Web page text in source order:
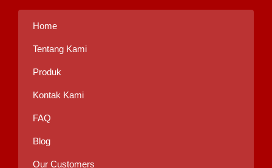
Home
Tentang Kami
Produk
Kontak Kami
FAQ
Blog
Our Customers